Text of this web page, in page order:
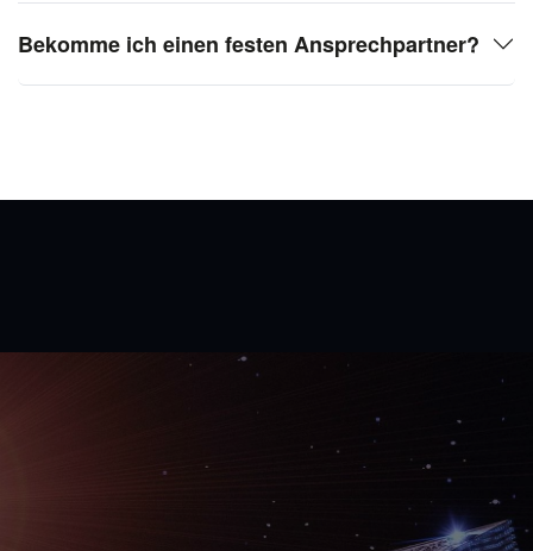
Bekomme ich einen festen Ansprechpartner?